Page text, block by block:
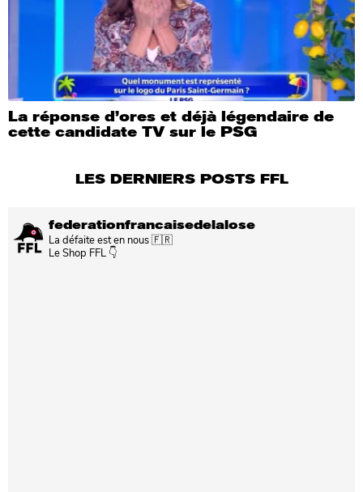
La réponse d’ores et déjà légendaire de
cette candidate TV sur le PSG
LES DERNIERS POSTS FFL
federationfrancaisedelalose
La défaite est en nous 🇫🇷
Le Shop FFL 👇